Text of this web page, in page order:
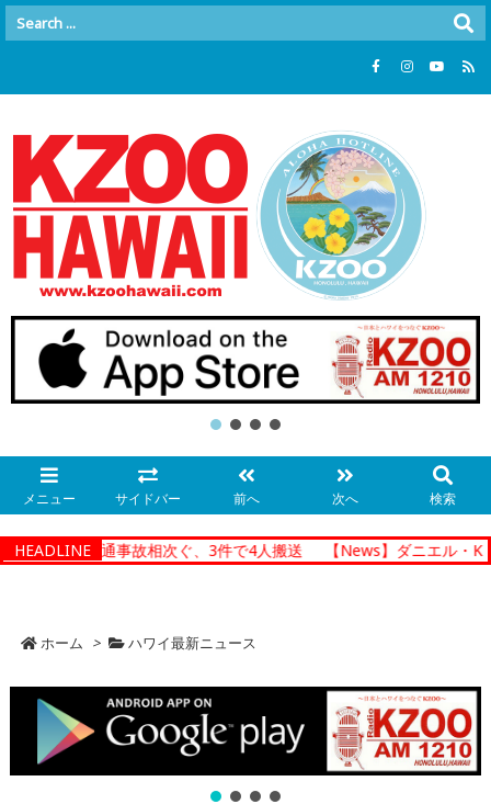
メニュー サイドバー 前へ 次へ 検索
HEADLINE
で朝の交通事故相次ぐ、3件で4人搬送 【News】ダニエル・K
ホーム > ハワイ最新ニュース